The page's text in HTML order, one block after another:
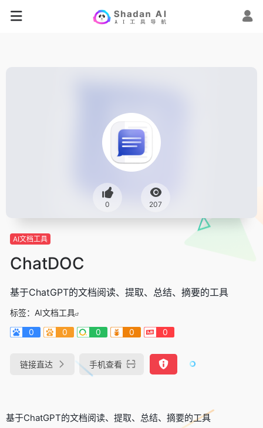
0 207
AI文档工具
ChatDOC
基于ChatGPT的文档阅读、提取、总结、摘要的工具
标签： AI文档工具
0
0 0 0 0
链接直达 手机查看
基于ChatGPT的文档阅读、提取、总结、摘要的工具